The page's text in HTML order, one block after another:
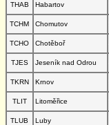
THAB
Habartov
TCHM
Chomutov
TCHO
Chotěboř
TJES
Jeseník nad Odrou
TKRN
Krnov
TLIT
Litoměřice
TLUB
Luby